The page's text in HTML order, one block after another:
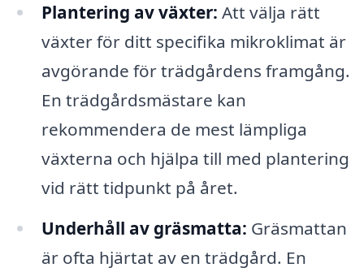
Plantering av växter: Att välja rätt
växter för ditt specifika mikroklimat är
avgörande för trädgårdens framgång.
En trädgårdsmästare kan
rekommendera de mest lämpliga
växterna och hjälpa till med plantering
vid rätt tidpunkt på året.
Underhåll av gräsmatta: Gräsmattan
är ofta hjärtat av en trädgård. En